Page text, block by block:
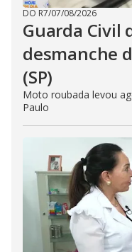
DO R7/07/08/2026
Guarda Civil
desmanche
(SP)
Moto roubada levou
Paulo